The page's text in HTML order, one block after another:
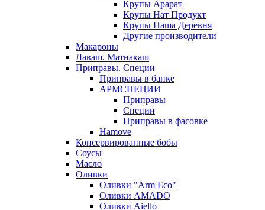
Крупы Арарат
Крупы Нат Продукт
Крупы Наша Деревня
Другие производители
Макароны
Лаваш. Матнакаш
Приправы. Специи
Приправы в банке
АРМСПЕЦИИ
Приправы
Специи
Приправы в фасовке
Hamove
Консервированные бобы
Соусы
Масло
Оливки
Оливки "Arm Eco"
Оливки AMADO
Оливки Aiello